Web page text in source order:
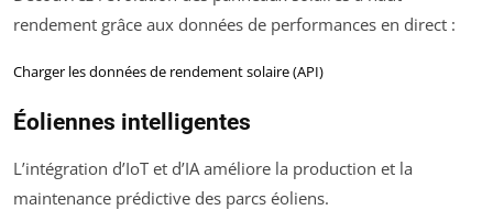
rendement grâce aux données de performances en direct :
Charger les données de rendement solaire (API)
Éoliennes intelligentes
L’intégration d’IoT et d’IA améliore la production et la
maintenance prédictive des parcs éoliens.